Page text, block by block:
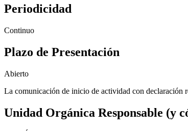
Periodicidad
Continuo
Plazo de Presentación
Abierto
La comunicación de inicio de actividad con declaración
Unidad Orgánica Responsable (y